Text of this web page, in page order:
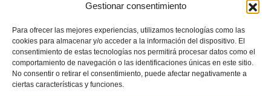
Gestionar consentimiento
Para ofrecer las mejores experiencias, utilizamos tecnologías como las
cookies para almacenar y/o acceder a la información del dispositivo. El
consentimiento de estas tecnologías nos permitirá procesar datos como el
comportamiento de navegación o las identificaciones únicas en este sitio.
No consentir o retirar el consentimiento, puede afectar negativamente a
ciertas características y funciones.